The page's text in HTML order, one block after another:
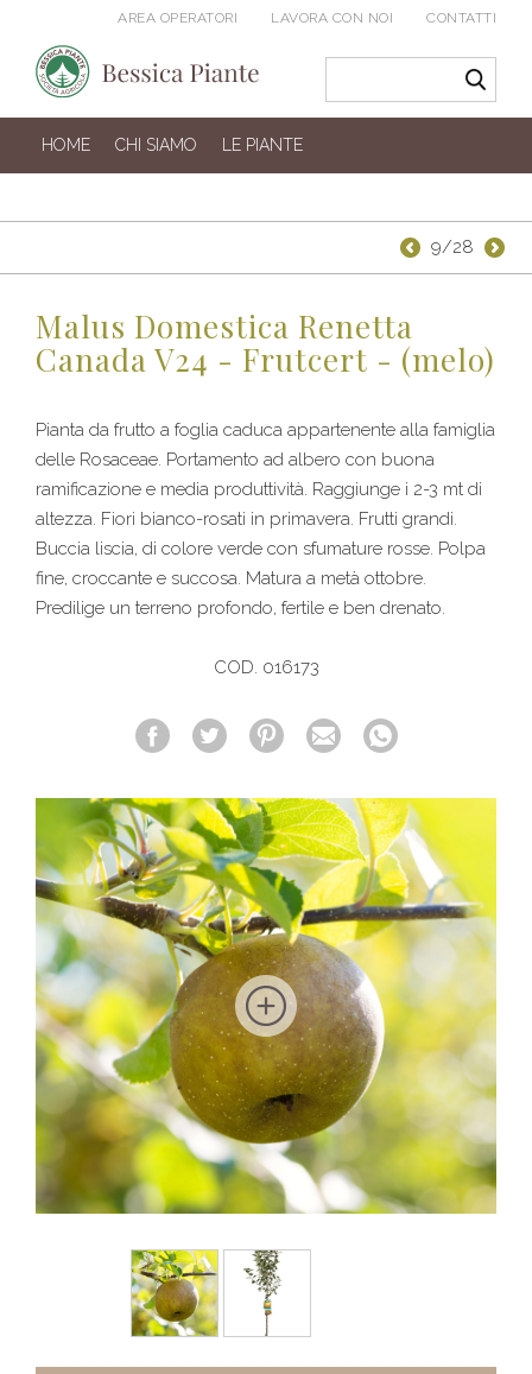
AREA OPERATORI LAVORA CON NOI CONTATTI
HOME CHI SIAMO LE PIANTE
9/28
Malus Domestica Renetta
Canada V24 - Frutcert - (melo)
Pianta da frutto a foglia caduca appartenente alla famiglia
delle Rosaceae. Portamento ad albero con buona
ramificazione e media produttività. Raggiunge i 2-3 mt di
altezza. Fiori bianco-rosati in primavera. Frutti grandi.
Buccia liscia, di colore verde con sfumature rosse. Polpa
fine, croccante e succosa. Matura a metà ottobre.
Predilige un terreno profondo, fertile e ben drenato.
COD. 016173